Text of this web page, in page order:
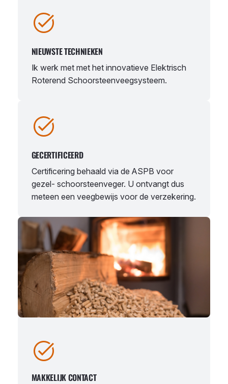
NIEUWSTE TECHNIEKEN
Ik werk met met het innovatieve Elektrisch
Roterend Schoorsteenveegsysteem.
GECERTIFICEERD
Certificering behaald via de ASPB voor
gezel- schoorsteenveger. U ontvangt dus
meteen een veegbewijs voor de verzekering.
MAKKELIJK CONTACT